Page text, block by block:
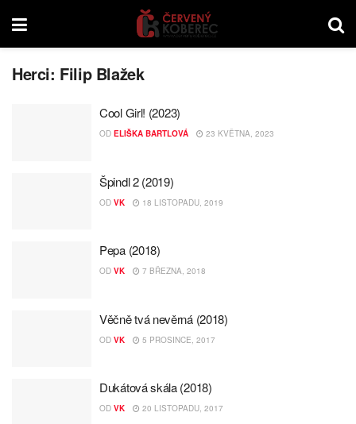
Herci: Filip Blažek
Cool Girl! (2023)
OD ELIŠKA BARTLOVÁ 23 KVĚTNA, 2023
Špindl 2 (2019)
OD VK 18 LISTOPADU, 2019
Pepa (2018)
OD VK 7 BŘEZNA, 2018
Věčně tvá nevěrná (2018)
OD VK 5 PROSINCE, 2017
Dukátová skála (2018)
OD VK 20 LISTOPADU, 2017